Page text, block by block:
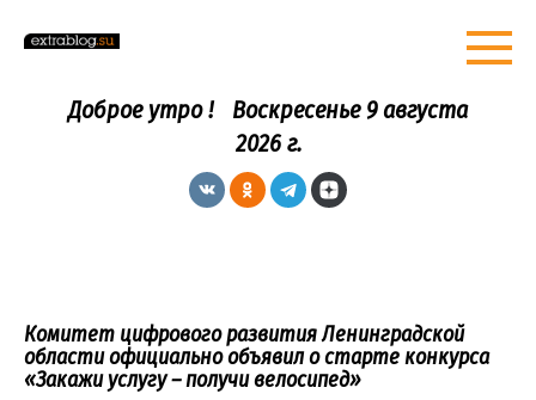
Доброе утро ! Воскресенье 9 августа
2026 г.
Комитет цифрового развития Ленинградской
области официально объявил о старте конкурса
«Закажи услугу – получи велосипед»